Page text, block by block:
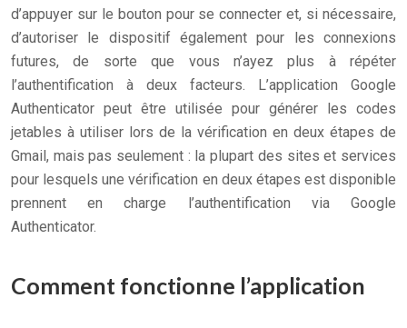
d’appuyer sur le bouton pour se connecter et, si nécessaire,
d’autoriser le dispositif également pour les connexions
futures, de sorte que vous n’ayez plus à répéter
l’authentification à deux facteurs. L’application Google
Authenticator peut être utilisée pour générer les codes
jetables à utiliser lors de la vérification en deux étapes de
Gmail, mais pas seulement : la plupart des sites et services
pour lesquels une vérification en deux étapes est disponible
prennent en charge l’authentification via Google
Authenticator.
Comment fonctionne l’application